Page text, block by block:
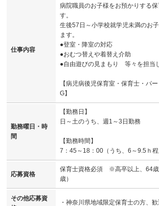
仕事内容
病院職員のお子様をお預かりする
す。
生後57日～小学校就学児未満のお
ます。
●登室・降室の対応
●おむつ替えや着替え介助
●自由遊びの見まもり 等々を担当
【病児病後児保育室・保育士・パ
G】
勤務曜日・時
間
【勤務日】
日～土のうち、週1～3日勤務
【勤務時間】
7：45～18：00（うち、6～9.5ｈ程
応募資格
保育士資格必須 ※高卒以上、64歳
歳）
その他応募資
・神奈川県地域限定保育士の方、歓